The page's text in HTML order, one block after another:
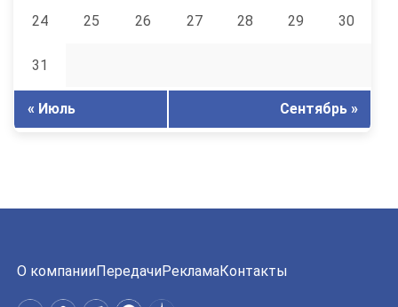
24 25 26 27 28 29 30
31
« Июль Сентябрь »
О компанииПередачиРекламаКонтакты